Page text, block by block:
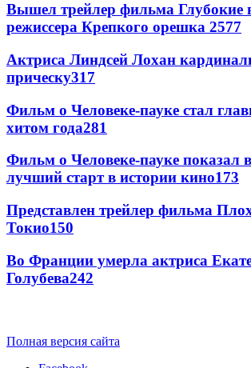
Вышел трейлер фильма Глубокие
режиссера Крепкого орешка 2577
Актриса Линдсей Лохан
прическу317
Фильм о Человеке-пауке стал
хитом года281
Фильм о Человеке-пауке показал
лучший старт в истории кино173
Представлен трейлер фильма
Токио150
Во Франции умерла актриса
Голубева242
Полная версия сайта